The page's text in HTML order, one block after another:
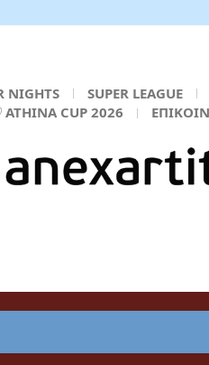
NIGHTS
SUPER LEAGUE
ATHINA CUP 2026